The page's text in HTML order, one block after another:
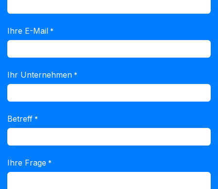
Ihre E-Mail *
Ihr Unternehmen *
Betreff *
Ihre Frage *